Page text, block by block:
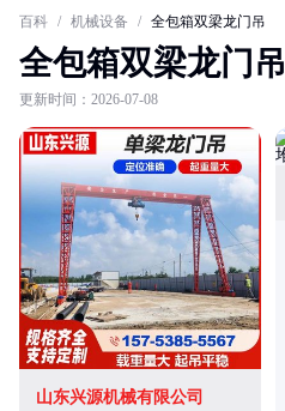
百科 / 机械设备 / 全包箱双梁龙门吊
全包箱双梁龙门吊
更新时间：2026-07-08
山东兴源机械有限公司